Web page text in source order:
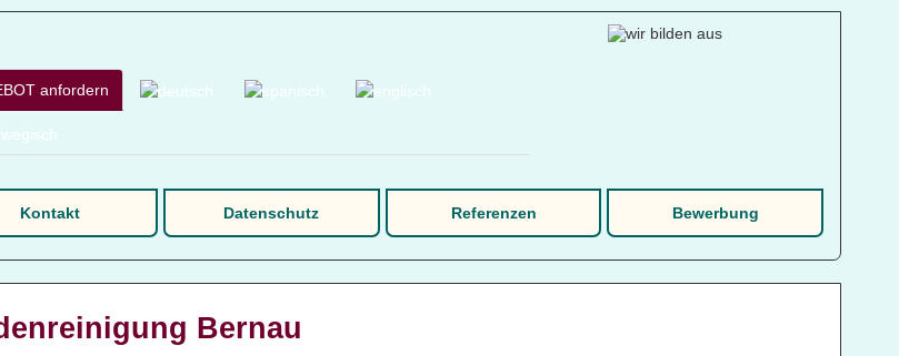
anfordern
Kontakt Datenschutz Referenzen Bewerbung
Bernau